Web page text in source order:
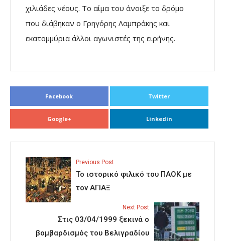
χιλιάδες νέους. Το αίμα του άνοιξε το δρόμο
που διάβηκαν ο Γρηγόρης Λαμπράκης και
εκατομμύρια άλλοι αγωνιστές της ειρήνης.
Facebook Twitter
Google+ Linkedin
Previous Post
Το ιστορικό φιλικό του ΠΑΟΚ με
τον ΑΓΙΑΞ
Next Post
Στις 03/04/1999 ξεκινά ο
βομβαρδισμός του Βελιγραδίου